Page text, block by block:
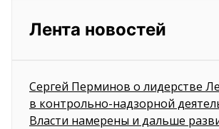
Лента новостей
Сергей Перминов о лидерстве
в контрольно-надзорной
Власти намерены и дальше